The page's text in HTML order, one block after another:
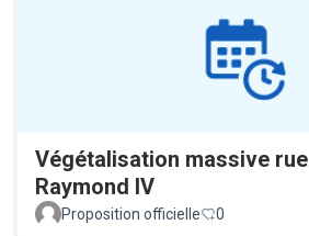
Végétalisation massive rue
Raymond IV
Proposition officielle 0